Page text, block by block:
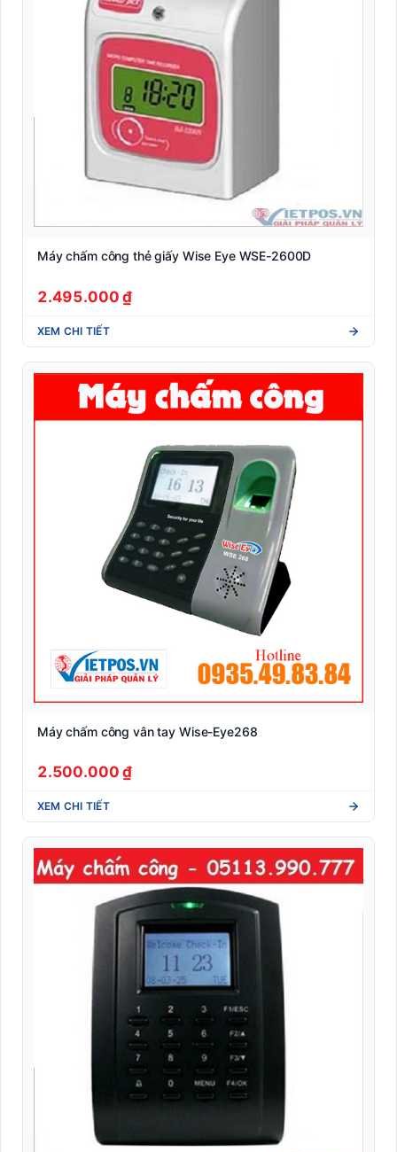
Máy chấm công thẻ giấy Wise Eye WSE-2600D
2.495.000 ₫
XEM CHI TIẾT
Máy chấm công vân tay Wise-Eye268
2.500.000 ₫
XEM CHI TIẾT